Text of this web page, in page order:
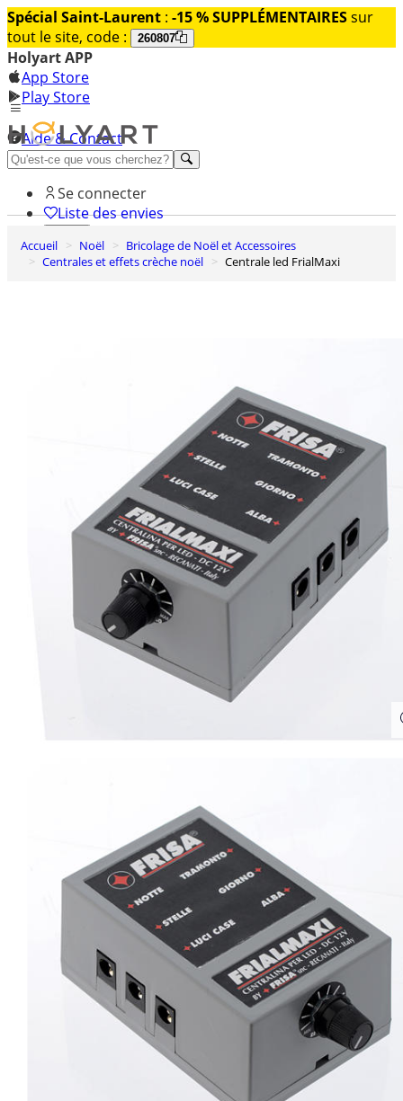
Spécial Saint-Laurent : -15 % SUPPLÉMENTAIRESsur
tout le site, code :
260807
Holyart APP
App Store
Play Store
Aide & Contact
Découvrez Premium
Se connecter
Liste des envies
0
Panier
Accueil Noël
Bricolage de Noël et Accessoires
Centrales et effets crèche noël
Centrale led FrialMaxi